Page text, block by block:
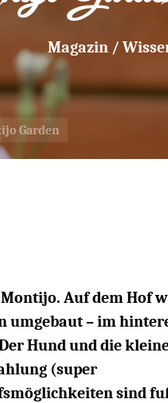
Magazin /
Garden
Auf dem Hof
umgebaut – im
Hund und die
(super
sind